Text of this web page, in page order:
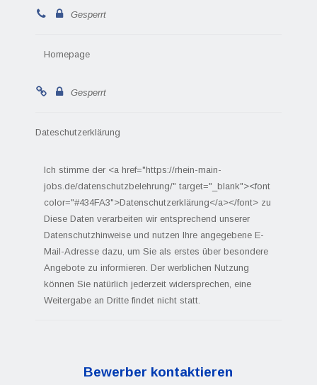
Gesperrt
Homepage
Gesperrt
Dateschutzerklärung
Ich stimme der <a href="https://rhein-main-
jobs.de/datenschutzbelehrung/" target="_blank"><font
color="#434FA3">Datenschutzerklärung</a></font> zu
Diese Daten verarbeiten wir entsprechend unserer
Datenschutzhinweise und nutzen Ihre angegebene E-
Mail-Adresse dazu, um Sie als erstes über besondere
Angebote zu informieren. Der werblichen Nutzung
können Sie natürlich jederzeit widersprechen, eine
Weitergabe an Dritte findet nicht statt.
Bewerber kontaktieren